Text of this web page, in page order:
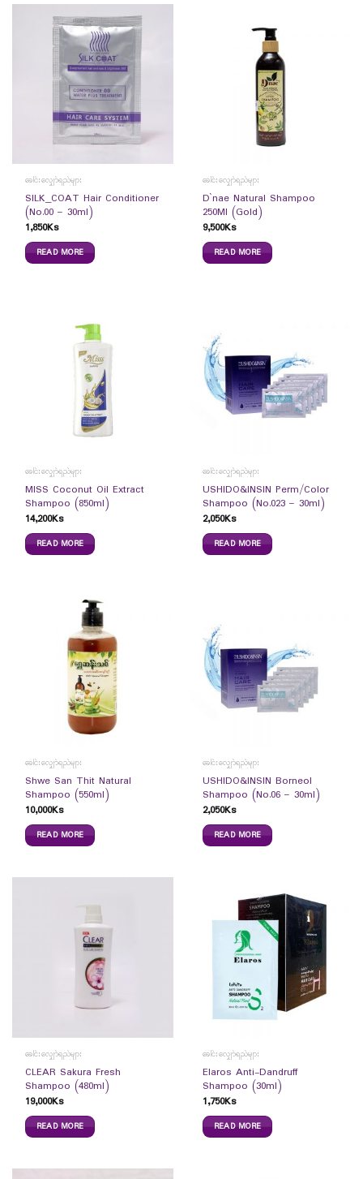
ခေါင်းလျှော်ရည်များ
SILK_COAT Hair Conditioner
(No.00 – 30ml)
1,850Ks
READ MORE
ခေါင်းလျှော်ရည်များ
D`nae Natural Shampoo
250Ml (Gold)
9,500Ks
READ MORE
ခေါင်းလျှော်ရည်များ
MISS Coconut Oil Extract
Shampoo (850ml)
14,200Ks
READ MORE
ခေါင်းလျှော်ရည်များ
USHIDO&INSIN Perm/Color
Shampoo (No.023 – 30ml)
2,050Ks
READ MORE
ခေါင်းလျှော်ရည်များ
Shwe San Thit Natural
Shampoo (550ml)
10,000Ks
READ MORE
ခေါင်းလျှော်ရည်များ
USHIDO&INSIN Borneol
Shampoo (No.06 – 30ml)
2,050Ks
READ MORE
ခေါင်းလျှော်ရည်များ
CLEAR Sakura Fresh
Shampoo (480ml)
19,000Ks
READ MORE
ခေါင်းလျှော်ရည်များ
Elaros Anti-Dandruff
Shampoo (30ml)
1,750Ks
READ MORE